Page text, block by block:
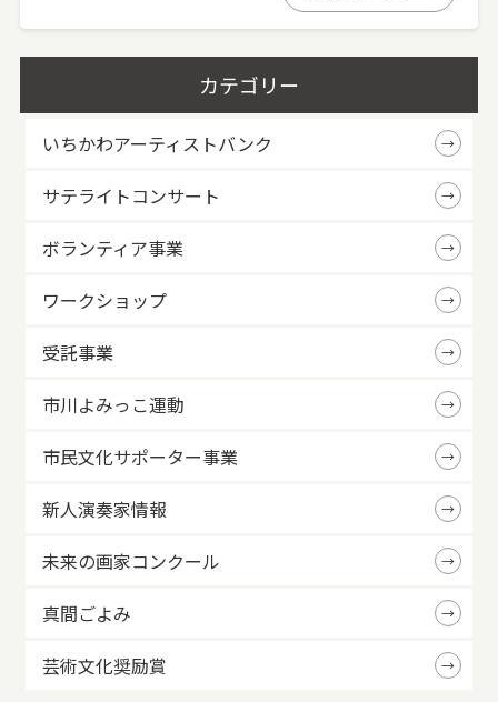
カテゴリー
いちかわアーティストバンク
サテライトコンサート
ボランティア事業
ワークショップ
受託事業
市川よみっこ運動
市民文化サポーター事業
新人演奏家情報
未来の画家コンクール
真間ごよみ
芸術文化奨励賞